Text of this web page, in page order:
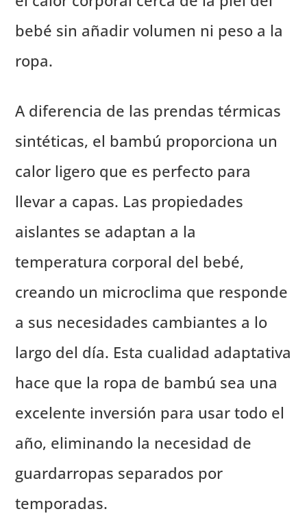
bebé sin añadir volumen ni peso a la
ropa.
A diferencia de las prendas térmicas
sintéticas, el bambú proporciona un
calor ligero que es perfecto para
llevar a capas. Las propiedades
aislantes se adaptan a la
temperatura corporal del bebé,
creando un microclima que responde
a sus necesidades cambiantes a lo
largo del día. Esta cualidad adaptativa
hace que la ropa de bambú sea una
excelente inversión para usar todo el
año, eliminando la necesidad de
guardarropas separados por
temporadas.